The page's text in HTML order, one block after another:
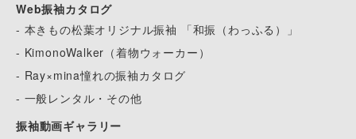
Web振袖カタログ
- 本きもの松葉オリジナル振袖 「和振（わっふる）」
- KimonoWalker（着物ウォーカー）
- Ray×mina憧れの振袖カタログ
- 一般レンタル・その他
振袖動画ギャラリー